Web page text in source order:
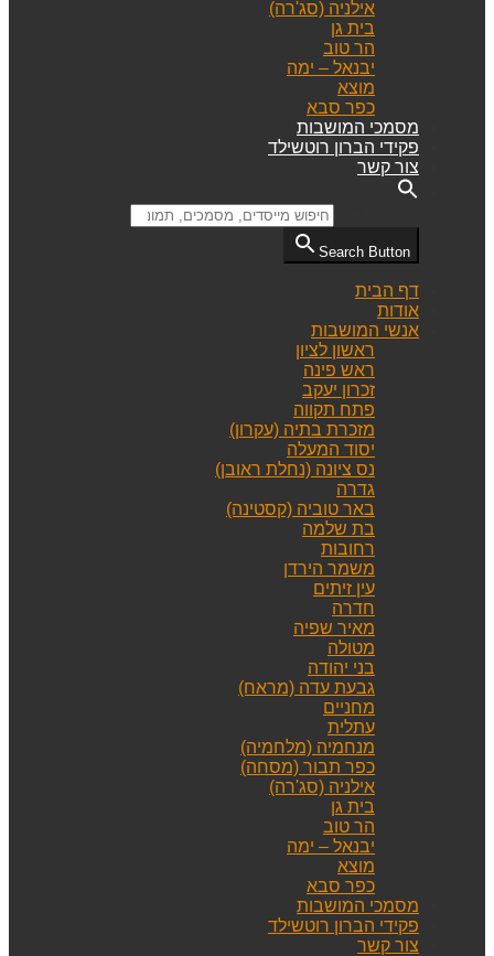
אילניה (סג'רה)
בית גן
הר טוב
יבנאל – ימה
מוצא
כפר סבא
מסמכי המושבות
פקידי הברון רוטשילד
צור קשר
Search Button
דף הבית
אודות
אנשי המושבות
ראשון לציון
ראש פינה
זכרון יעקב
פתח תקווה
מזכרת בתיה (עקרון)
יסוד המעלה
נס ציונה (נחלת ראובן)
גדרה
באר טוביה (קסטינה)
בת שלמה
רחובות
משמר הירדן
עין זיתים
חדרה
מאיר שפיה
מטולה
בני יהודה
גבעת עדה (מראח)
מחניים
עתלית
מנחמיה (מלחמיה)
כפר תבור (מסחה)
אילניה (סג'רה)
בית גן
הר טוב
יבנאל – ימה
מוצא
כפר סבא
מסמכי המושבות
פקידי הברון רוטשילד
צור קשר